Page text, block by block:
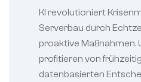
KI revolutioniert
Serverbau durch
proaktive Maßnahmen.
profitieren von
datenbasierten